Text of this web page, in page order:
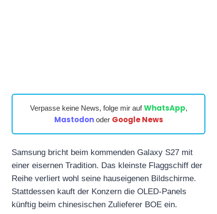
Verpasse keine News, folge mir aufWhatsApp,
Mastodonoder Google News
Samsung bricht beim kommenden Galaxy S27 mit
einer eisernen Tradition. Das kleinste Flaggschiff der
Reihe verliert wohl seine hauseigenen Bildschirme.
Stattdessen kauft der Konzern die OLED-Panels
künftig beim chinesischen Zulieferer BOE ein.